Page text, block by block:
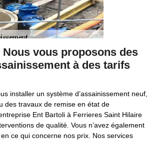
vous proposons des
à des tarifs
installer un système d’assainissement neuf,
des travaux de remise en état de
Ent Bartoli à Ferrieres Saint Hilaire
de qualité. Vous n’avez également
ce qui concerne nos prix. Nos services